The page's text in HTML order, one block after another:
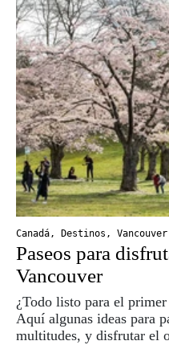
Canadá, Destinos , Vancouver
Paseos para
Vancouver
¿Todo listo para el
Aquí algunas ideas para
multitudes, y disfrutar el